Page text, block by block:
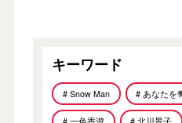
キーワード
# Snow Man # あなたを